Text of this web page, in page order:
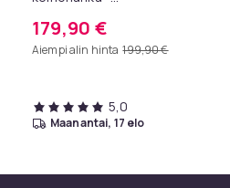
metallijalka - baarituoli
integroidulla jalkatuella
179,90 €
Aiempi alin hinta 199,90 €
5,0
maanantai, 17 elo